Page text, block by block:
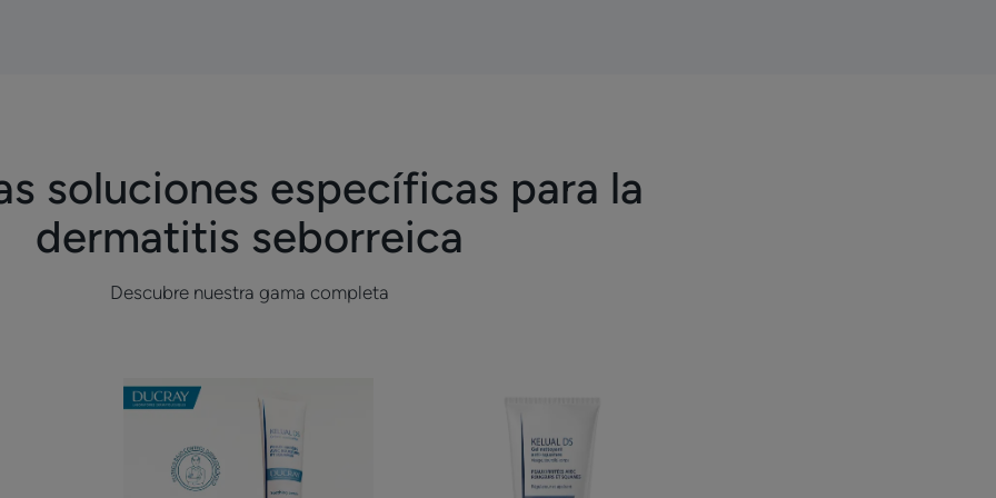
soluciones específicas para la
dermatitis seborreica
Descubre nuestra gama completa
calmante
antiescamas